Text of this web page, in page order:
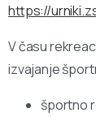
https://
V času
izvajanje
športno